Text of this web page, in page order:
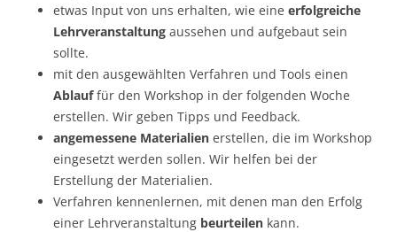
etwas Input von uns erhalten, wie eine erfolgreiche
Lehrveranstaltung aussehen und aufgebaut sein
sollte.
mit den ausgewählten Verfahren und Tools einen
Ablauffür den Workshop in der folgenden Woche
erstellen. Wir geben Tipps und Feedback.
angemessene Materialien erstellen, die im Workshop
eingesetzt werden sollen. Wir helfen bei der
Erstellung der Materialien.
Verfahren kennenlernen, mit denen man den Erfolg
einer Lehrveranstaltung beurteilen kann.